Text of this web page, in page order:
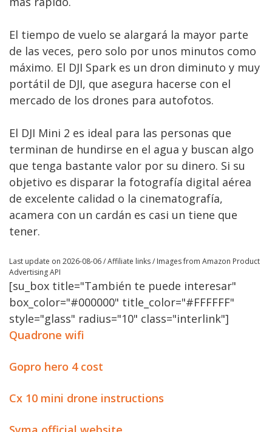
El tiempo de vuelo se alargará la mayor parte
de las veces, pero solo por unos minutos como
máximo. El DJI Spark es un dron diminuto y muy
portátil de DJI, que asegura hacerse con el
mercado de los drones para autofotos.
El DJI Mini 2 es ideal para las personas que
terminan de hundirse en el agua y buscan algo
que tenga bastante valor por su dinero. Si su
objetivo es disparar la fotografía digital aérea
de excelente calidad o la cinematografía,
acamera con un cardán es casi un tiene que
tener.
Last update on 2026-08-06 / Affiliate links / Images from Amazon Product
Advertising API
[su_box title="También te puede interesar"
box_color="#000000" title_color="#FFFFFF"
style="glass" radius="10" class="interlink"]
Quadrone wifi
Gopro hero 4 cost
Cx 10 mini drone instructions